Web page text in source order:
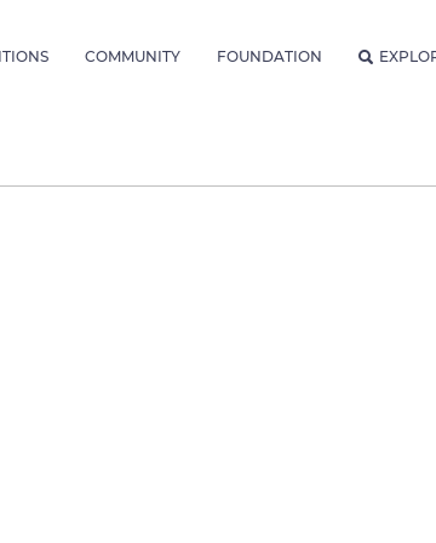
COMMUNITY FOUNDATION